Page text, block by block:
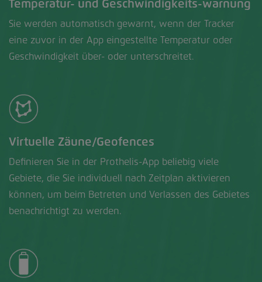
Temperatur- und Geschwindigkeits-warnung
Sie werden automatisch gewarnt, wenn der Tracker
eine zuvor in der App eingestellte Temperatur oder
Geschwindigkeit über- oder unterschreitet.
Virtuelle Zäune/Geofences
Definieren Sie in der Prothelis-App beliebig viele
Gebiete, die Sie individuell nach Zeitplan aktivieren
können, um beim Betreten und Verlassen des Gebietes
benachrichtigt zu werden.